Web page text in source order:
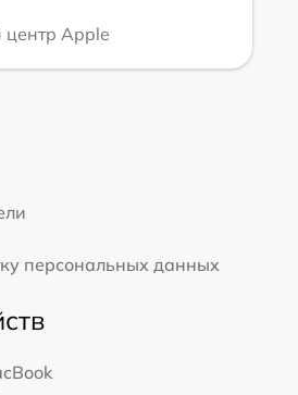
Apple
персональных данных